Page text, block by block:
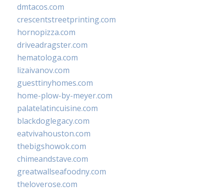
dmtacos.com
crescentstreetprinting.com
hornopizza.com
driveadragster.com
hematologa.com
lizaivanov.com
guesttinyhomes.com
home-plow-by-meyer.com
palatelatincuisine.com
blackdoglegacy.com
eatvivahouston.com
thebigshowok.com
chimeandstave.com
greatwallseafoodny.com
theloverose.com